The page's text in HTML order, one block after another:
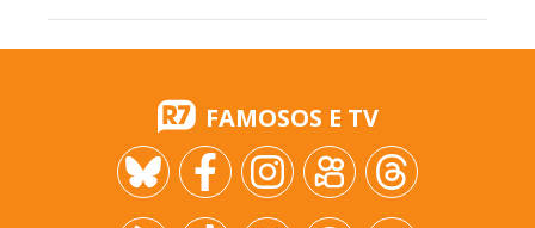
FAMOSOS E TV